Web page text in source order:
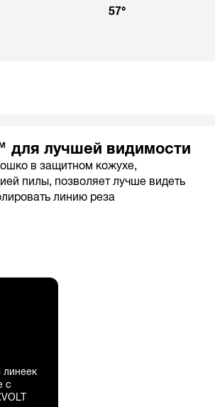
57°
лучшей видимости
в защитном кожухе,
пилы, позволяет лучше видеть
линию реза
линеек
с